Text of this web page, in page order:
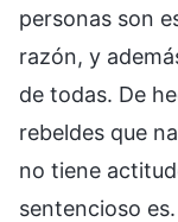
personas son
razón, y
de todas. De
rebeldes que
no tiene
sentencioso